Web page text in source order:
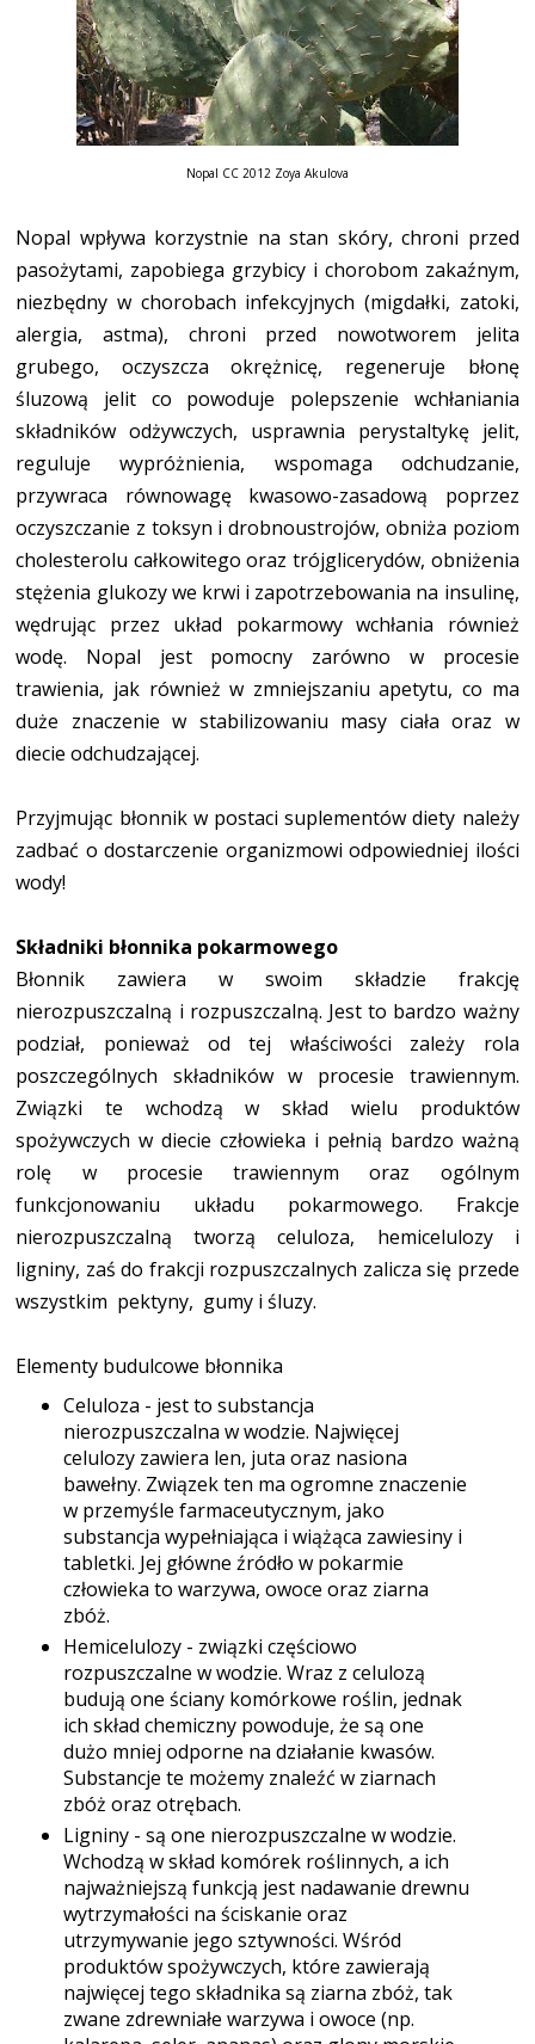
Nopal CC 2012 Zoya Akulova
Nopal wpływa korzystnie na stan skóry, chroni przed
pasożytami, zapobiega grzybicy i chorobom zakaźnym,
niezbędny w chorobach infekcyjnych (migdałki, zatoki,
alergia, astma), chroni przed nowotworem jelita
grubego, oczyszcza okrężnicę, regeneruje błonę
śluzową jelit co powoduje polepszenie wchłaniania
składników odżywczych, usprawnia perystaltykę jelit,
reguluje wypróżnienia, wspomaga odchudzanie,
przywraca równowagę kwasowo-zasadową poprzez
oczyszczanie z toksyn i drobnoustrojów, obniża poziom
cholesterolu całkowitego oraz trójglicerydów, obniżenia
stężenia glukozy we krwi i zapotrzebowania na insulinę,
wędrując przez układ pokarmowy wchłania również
wodę. Nopal jest pomocny zarówno w procesie
trawienia, jak również w zmniejszaniu apetytu, co ma
duże znaczenie w stabilizowaniu masy ciała oraz w
diecie odchudzającej.
Przyjmując błonnik w postaci suplementów diety należy
zadbać o dostarczenie organizmowi odpowiedniej ilości
wody!
Składniki błonnika pokarmowego
Błonnik zawiera w swoim składzie frakcję
nierozpuszczalną i rozpuszczalną. Jest to bardzo ważny
podział, ponieważ od tej właściwości zależy rola
poszczególnych składników w procesie trawiennym.
Związki te wchodzą w skład wielu produktów
spożywczych w diecie człowieka i pełnią bardzo ważną
rolę w procesie trawiennym oraz ogólnym
funkcjonowaniu układu pokarmowego. Frakcje
nierozpuszczalną tworzą celuloza, hemicelulozy i
ligniny, zaś do frakcji rozpuszczalnych zalicza się przede
wszystkim pektyny, gumy i śluzy.
Elementy budulcowe błonnika
Celuloza - jest to substancja
nierozpuszczalna w wodzie. Najwięcej
celulozy zawiera len, juta oraz nasiona
bawełny. Związek ten ma ogromne znaczenie
w przemyśle farmaceutycznym, jako
substancja wypełniająca i wiążąca zawiesiny i
tabletki. Jej główne źródło w pokarmie
człowieka to warzywa, owoce oraz ziarna
zbóż.
Hemicelulozy - związki częściowo
rozpuszczalne w wodzie. Wraz z celulozą
budują one ściany komórkowe roślin, jednak
ich skład chemiczny powoduje, że są one
dużo mniej odporne na działanie kwasów.
Substancje te możemy znaleźć w ziarnach
zbóż oraz otrębach.
Ligniny - są one nierozpuszczalne w wodzie.
Wchodzą w skład komórek roślinnych, a ich
najważniejszą funkcją jest nadawanie drewnu
wytrzymałości na ściskanie oraz
utrzymywanie jego sztywności. Wśród
produktów spożywczych, które zawierają
najwięcej tego składnika są ziarna zbóż, tak
zwane zdrewniałe warzywa i owoce (np.